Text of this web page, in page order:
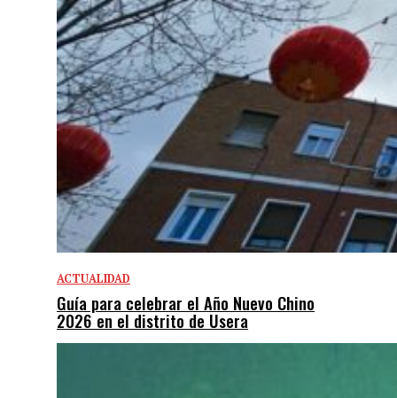
ACTUALIDAD
Guía para celebrar el Año Nuevo Chino
2026 en el distrito de Usera